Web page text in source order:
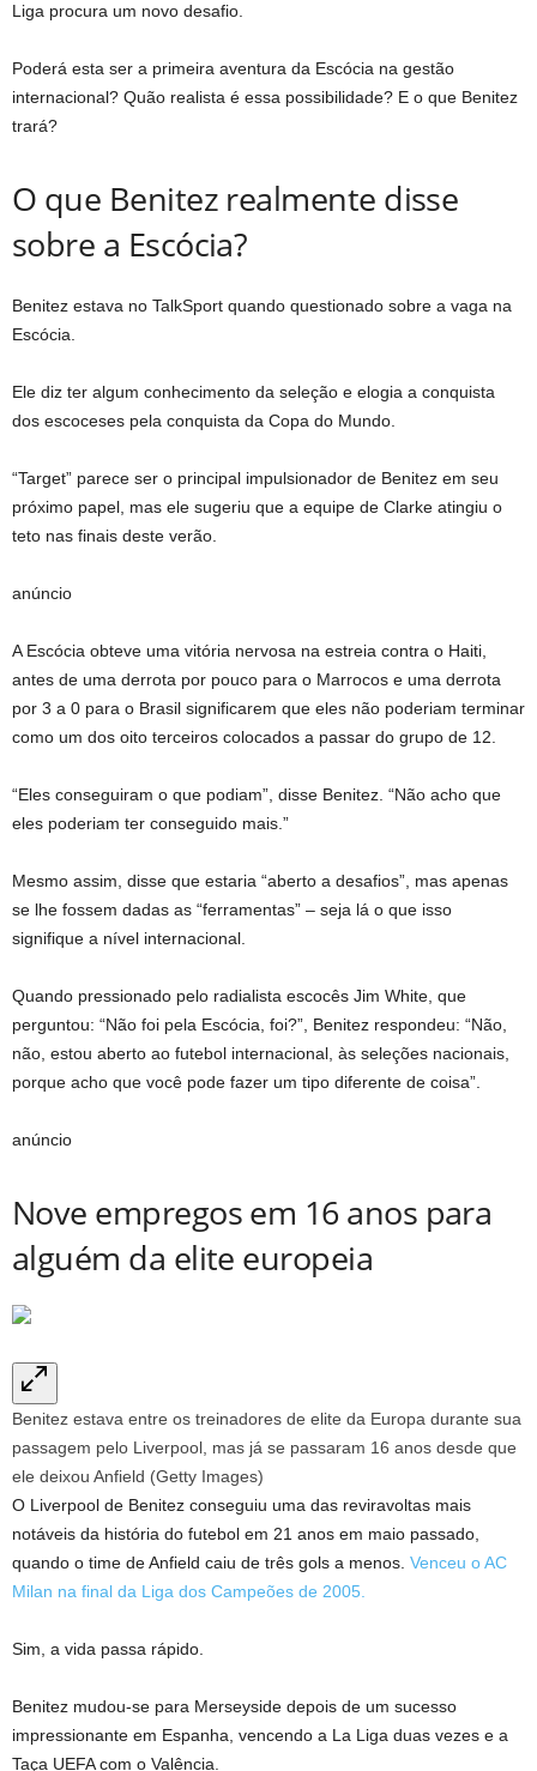
Liga procura um novo desafio.
Poderá esta ser a primeira aventura da Escócia na gestão
internacional? Quão realista é essa possibilidade? E o que Benitez
trará?
O que Benitez realmente disse
sobre a Escócia?
Benitez estava no TalkSport quando questionado sobre a vaga na
Escócia.
Ele diz ter algum conhecimento da seleção e elogia a conquista
dos escoceses pela conquista da Copa do Mundo.
“Target” parece ser o principal impulsionador de Benitez em seu
próximo papel, mas ele sugeriu que a equipe de Clarke atingiu o
teto nas finais deste verão.
anúncio
A Escócia obteve uma vitória nervosa na estreia contra o Haiti,
antes de uma derrota por pouco para o Marrocos e uma derrota
por 3 a 0 para o Brasil significarem que eles não poderiam terminar
como um dos oito terceiros colocados a passar do grupo de 12.
“Eles conseguiram o que podiam”, disse Benitez. “Não acho que
eles poderiam ter conseguido mais.”
Mesmo assim, disse que estaria “aberto a desafios”, mas apenas
se lhe fossem dadas as “ferramentas” – seja lá o que isso
signifique a nível internacional.
Quando pressionado pelo radialista escocês Jim White, que
perguntou: “Não foi pela Escócia, foi?”, Benitez respondeu: “Não,
não, estou aberto ao futebol internacional, às seleções nacionais,
porque acho que você pode fazer um tipo diferente de coisa”.
anúncio
Nove empregos em 16 anos para
alguém da elite europeia
Benitez estava entre os treinadores de elite da Europa durante sua
passagem pelo Liverpool, mas já se passaram 16 anos desde que
ele deixou Anfield (Getty Images)
O Liverpool de Benitez conseguiu uma das reviravoltas mais
notáveis ​​da história do futebol em 21 anos em maio passado,
quando o time de Anfield caiu de três gols a menos. Venceu o AC
Milan na final da Liga dos Campeões de 2005.
Sim, a vida passa rápido.
Benitez mudou-se para Merseyside depois de um sucesso
impressionante em Espanha, vencendo a La Liga duas vezes e a
Taça UEFA com o Valência.